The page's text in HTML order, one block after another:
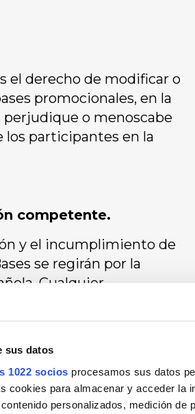
sus datos
1022 socios procesamos sus datos
cookies para almacenar y acceder la
personalizados, medición de
el derecho de modificar o
promocionales, en la
o menoscabe
los participantes en la
competente.
y el incumplimiento de
se regirán por la
Cualquier
resultará de la
cumplimiento de las
de la ciudad de